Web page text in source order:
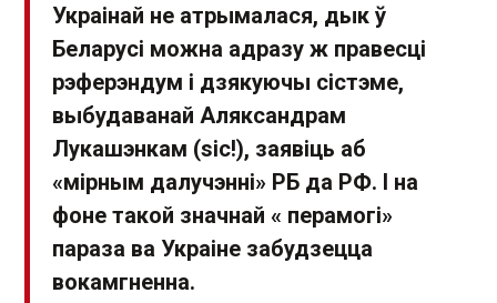
Украінай не атрымалася, дык ў
Беларусі можна адразу ж правесці
рэферэндум і дзякуючы сістэме,
выбудаванай Аляксандрам
Лукашэнкам (sic!), заявіць аб
«мірным далучэнні» РБ да РФ. І на
фоне такой значнай « перамогі»
параза ва Украіне забудзецца
вокамгненна.